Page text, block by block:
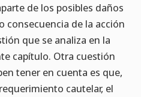
de los posibles daños
consecuencia de la acción
que se analiza en la
capítulo. Otra cuestión
tener en cuenta es que,
cautelar, el